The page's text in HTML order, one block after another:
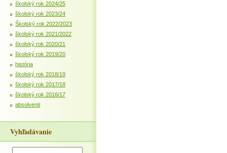
školský rok 2024/25
školský rok 2023/24
Školský rok 2022/2023
školský rok 2021/2022
školský rok 2020/21
školský rok 2019/20
história
školský rok 2018/19
školský rok 2017/18
školský rok 2016/17
absolventi
Vyhľadávanie